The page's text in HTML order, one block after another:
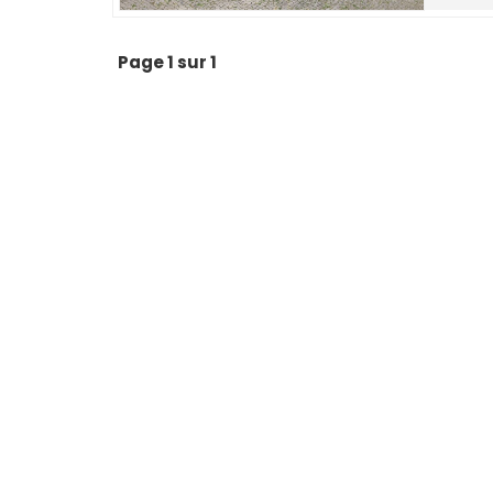
Page 1 sur 1